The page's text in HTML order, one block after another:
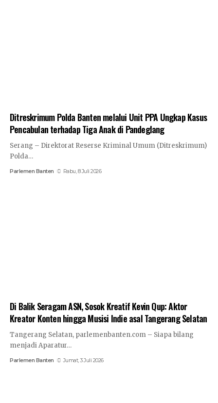
Ditreskrimum Polda Banten melalui Unit PPA Ungkap Kasus
Pencabulan terhadap Tiga Anak di Pandeglang
Serang – Direktorat Reserse Kriminal Umum (Ditreskrimum)
Polda…
Parlemen Banten Rabu, 8 Juli 2026
Di Balik Seragam ASN, Sosok Kreatif Kevin Qup: Aktor
Kreator Konten hingga Musisi Indie asal Tangerang Selatan
​Tangerang Selatan, parlemenbanten.com – Siapa bilang
menjadi Aparatur…
Parlemen Banten Jumat, 3 Juli 2026